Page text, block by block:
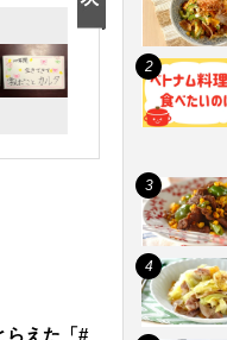
えた「#